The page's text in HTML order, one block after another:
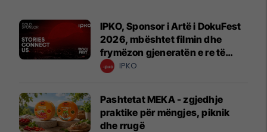
IPKO, Sponsor i Artë i DokuFest
2026, mbështet filmin dhe
frymëzon gjeneratën e re të
krijuesve
IPKO
Pashtetat MEKA - zgjedhje
praktike për mëngjes, piknik
dhe rrugë